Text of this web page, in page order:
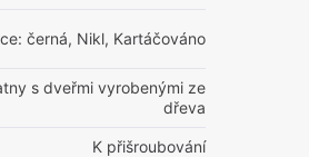
černá, Nikl, Kartáčováno
s dveřmi vyrobenými ze
dřeva
K přišroubování